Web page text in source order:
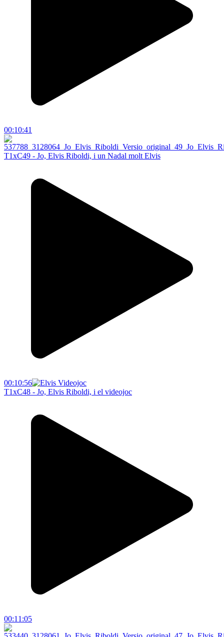
00:10:41
T1xC49 - Jo, Elvis Riboldi, i un Nadal molt Elvis
00:10:56
T1xC48 - Jo, Elvis Riboldi, i el videojoc
00:11:05